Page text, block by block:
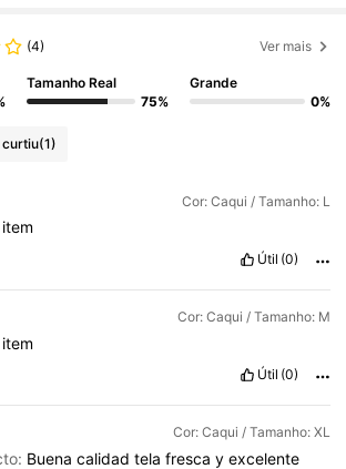
(4) Ver mais
Tamanho Real
75%
Grande
0%
curtiu(1)
Cor: Caqui / Tamanho: L
item
Útil (0)
Cor: Caqui / Tamanho: M
item
Útil (0)
Cor: Caqui / Tamanho: XL
Buenacalidadtelafrescayexcelente